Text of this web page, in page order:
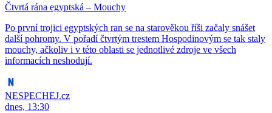
Čtvrtá rána egyptská – Mouchy
Po první trojici egyptských ran se na starověkou říši začaly snášet
další pohromy. V pořadí čtvrtým trestem Hospodinovým se tak staly
mouchy, ačkoliv i v této oblasti se jednotlivé zdroje ve všech
informacích neshodují.
NESPECHEJ.cz
dnes, 13:30